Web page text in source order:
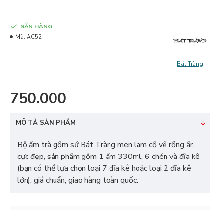
750.000
SẴN HÀNG
Mã: AC52
Bát Tràng
MÔ TẢ SẢN PHẨM
Bộ ấm trà gốm sứ Bát Tràng men lam cổ vẽ rồng ẩn
cực đẹp, sản phẩm gồm 1 ấm 330ml, 6 chén và đĩa kê
(bạn có thể lựa chọn loại 7 đĩa kê hoặc loại 2 đĩa kê
lớn), giá chuẩn, giao hàng toàn quốc.